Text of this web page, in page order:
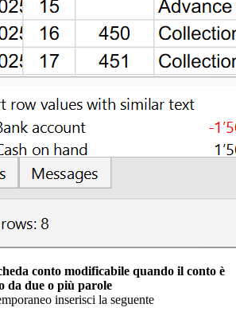
conto modificabile quando il conto è
da due o più parole
inserisci la seguente